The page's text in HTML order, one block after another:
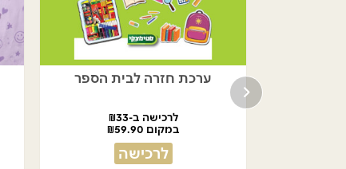
ערכת חזרה לבית הספר
לרכישה ב-₪33
במקום ₪59.90
לרכישה